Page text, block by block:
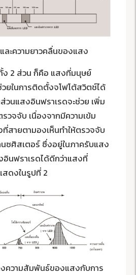
ะความยาวคลื่นของแสง
2 ส่วน ก็คือ แสงที่มนุษย์
วยในการติดตั้งจโฟโต้สวิตช์ได้
วนแสงอินฟราเรดจะช่วย เพิ่ม
วจจับ เนื่องจากมีความเข้ม
สายตามองเห็นทำให้ตรวจจับ
นซศิสเตอร์ ซึ่งอยู่ในภาครับแสง
นฟราเรดได้ดีกว่าแสงที่
ดงในรูปที่ 2
ความสัมพันธ์ของแสงกับการ